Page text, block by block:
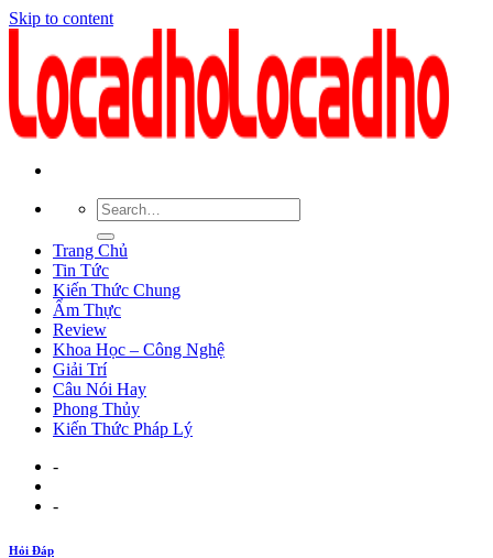
Skip to content
Trang Chủ
Tin Tức
Kiến Thức Chung
Ẩm Thực
Review
Khoa Học – Công Nghệ
Giải Trí
Câu Nói Hay
Phong Thủy
Kiến Thức Pháp Lý
-
-
Hỏi Đáp